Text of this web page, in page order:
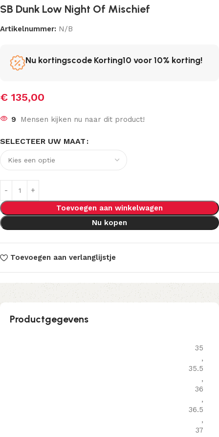
SB Dunk Low Night Of Mischief
Artikelnummer: N/B
Nu kortingscode Korting10 voor 10% korting!
€ 135,00
9 Mensen kijken nu naar dit product!
SELECTEER UW MAAT
Toevoegen aan winkelwagen
Nu kopen
Toevoegen aan verlanglijstje
Productgegevens
35
,
35.5
,
36
,
36.5
,
37